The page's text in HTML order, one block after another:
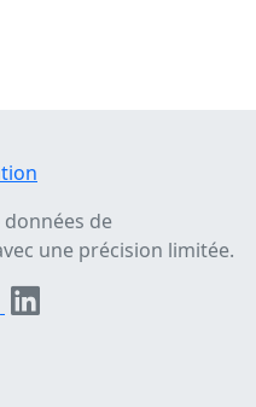
de
une précision limitée.